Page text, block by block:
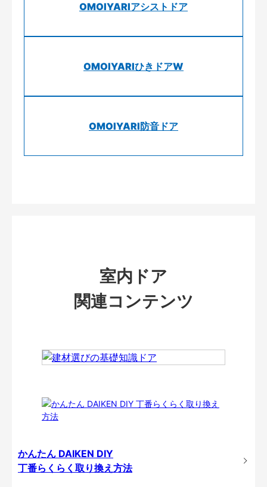
OMOIYARIアシストドア
OMOIYARIひきドアW
OMOIYARI防音ドア
室内ドア
関連コンテンツ
かんたん DAIKEN DIY
丁番らくらく取り換え方法